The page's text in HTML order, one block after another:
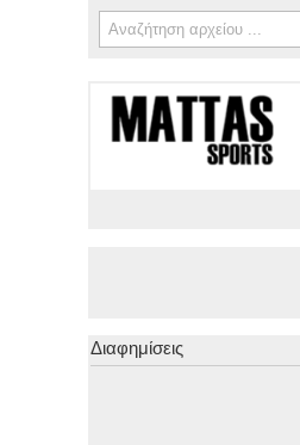
Φόρμα αναζήτησης
Αναζήτηση
Διαφημίσεις